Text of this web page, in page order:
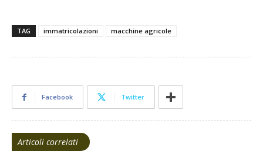
TAG immatricolazioni macchine agricole
Facebook Twitter
Articoli correlati